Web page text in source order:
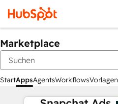
Marketplace
StartAppsAgentsWorkflowsVorlagen